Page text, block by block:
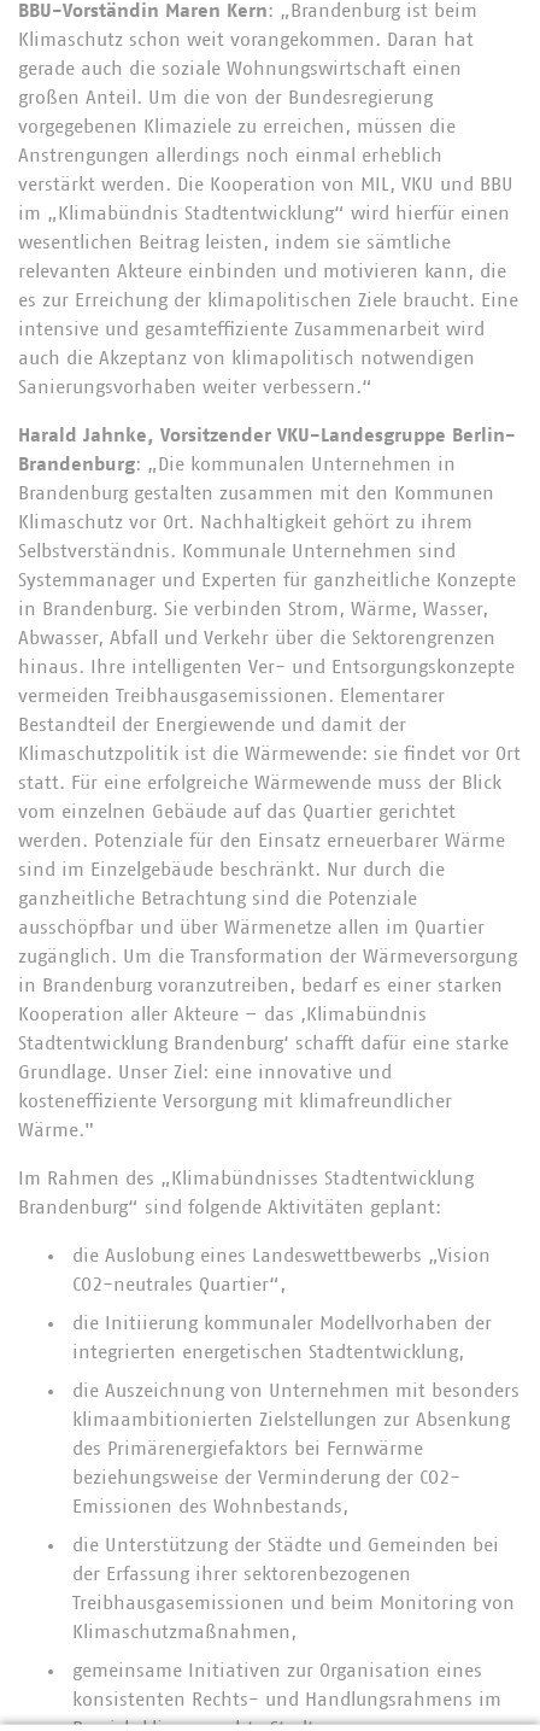
BBU-Vorständin Maren Kern: „Brandenburg ist beim
Klimaschutz schon weit vorangekommen. Daran hat
gerade auch die soziale Wohnungswirtschaft einen
großen Anteil. Um die von der Bundesregierung
vorgegebenen Klimaziele zu erreichen, müssen die
Anstrengungen allerdings noch einmal erheblich
verstärkt werden. Die Kooperation von MIL, VKU und BBU
im „Klimabündnis Stadtentwicklung“ wird hierfür einen
wesentlichen Beitrag leisten, indem sie sämtliche
relevanten Akteure einbinden und motivieren kann, die
es zur Erreichung der klimapolitischen Ziele braucht. Eine
intensive und gesamteffiziente Zusammenarbeit wird
auch die Akzeptanz von klimapolitisch notwendigen
Sanierungsvorhaben weiter verbessern.“
Harald Jahnke, Vorsitzender VKU-Landesgruppe Berlin-
Brandenburg: „Die kommunalen Unternehmen in
Brandenburg gestalten zusammen mit den Kommunen
Klimaschutz vor Ort. Nachhaltigkeit gehört zu ihrem
Selbstverständnis. Kommunale Unternehmen sind
Systemmanager und Experten für ganzheitliche Konzepte
in Brandenburg. Sie verbinden Strom, Wärme, Wasser,
Abwasser, Abfall und Verkehr über die Sektorengrenzen
hinaus. Ihre intelligenten Ver- und Entsorgungskonzepte
vermeiden Treibhausgasemissionen. Elementarer
Bestandteil der Energiewende und damit der
Klimaschutzpolitik ist die Wärmewende: sie findet vor Ort
statt. Für eine erfolgreiche Wärmewende muss der Blick
vom einzelnen Gebäude auf das Quartier gerichtet
werden. Potenziale für den Einsatz erneuerbarer Wärme
sind im Einzelgebäude beschränkt. Nur durch die
ganzheitliche Betrachtung sind die Potenziale
ausschöpfbar und über Wärmenetze allen im Quartier
zugänglich. Um die Transformation der Wärmeversorgung
in Brandenburg voranzutreiben, bedarf es einer starken
Kooperation aller Akteure – das ‚Klimabündnis
Stadtentwicklung Brandenburg‘ schafft dafür eine starke
Grundlage. Unser Ziel: eine innovative und
kosteneffiziente Versorgung mit klimafreundlicher
Wärme."
Im Rahmen des „Klimabündnisses Stadtentwicklung
Brandenburg“ sind folgende Aktivitäten geplant:
die Auslobung eines Landeswettbewerbs „Vision
CO2-neutrales Quartier“,
die Initiierung kommunaler Modellvorhaben der
integrierten energetischen Stadtentwicklung,
die Auszeichnung von Unternehmen mit besonders
klimaambitionierten Zielstellungen zur Absenkung
des Primärenergiefaktors bei Fernwärme
beziehungsweise der Verminderung der CO2-
Emissionen des Wohnbestands,
die Unterstützung der Städte und Gemeinden bei
der Erfassung ihrer sektorenbezogenen
Treibhausgasemissionen und beim Monitoring von
Klimaschutzmaßnahmen,
gemeinsame Initiativen zur Organisation eines
konsistenten Rechts- und Handlungsrahmens im